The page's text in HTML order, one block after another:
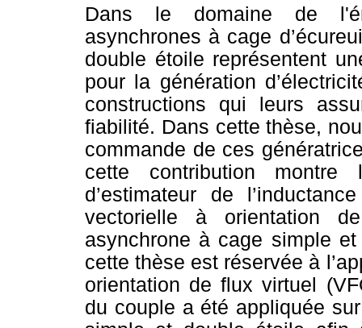
Dans le domaine de
asynchrones à cage
double étoile représentent
pour la génération
constructions qui leurs
fiabilité. Dans cette thèse,
commande de ces
cette contribution montre
d’estimateur de
vectorielle à orientation
asynchrone à cage simple
cette thèse est réservée à
orientation de flux virtuel
du couple a été appliquée